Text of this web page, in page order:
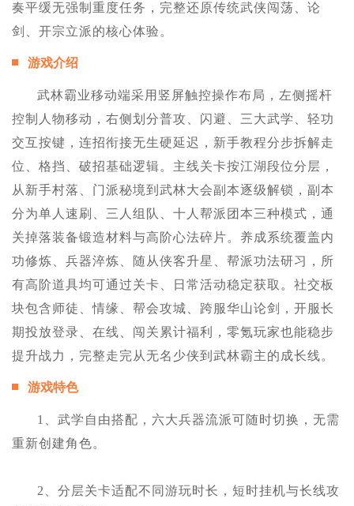
奏平缓无强制重度任务，完整还原传统武侠闯荡、论
剑、开宗立派的核心体验。
游戏介绍
武林霸业移动端采用竖屏触控操作布局，左侧摇杆
控制人物移动，右侧划分普攻、闪避、三大武学、轻功
交互按键，连招衔接无生硬延迟，新手教程分步拆解走
位、格挡、破招基础逻辑。主线关卡按江湖段位分层，
从新手村落、门派秘境到武林大会副本逐级解锁，副本
分为单人速刷、三人组队、十人帮派团本三种模式，通
关掉落装备锻造材料与高阶心法碎片。养成系统覆盖内
功修炼、兵器淬炼、随从侠客升星、帮派功法研习，所
有高阶道具均可通过关卡、日常活动稳定获取。社交板
块包含师徒、情缘、帮会攻城、跨服华山论剑，开服长
期投放登录、在线、闯关累计福利，零氪玩家也能稳步
提升战力，完整走完从无名少侠到武林霸主的成长线。
游戏特色
1、武学自由搭配，六大兵器流派可随时切换，无需
重新创建角色。
2、分层关卡适配不同游玩时长，短时挂机与长线攻